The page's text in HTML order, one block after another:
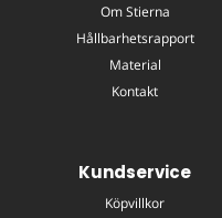
Om Stierna
Hållbarhetsrapport
Material
Kontakt
Kundservice
Köpvillkor